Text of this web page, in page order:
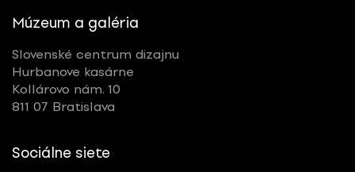
Múzeum a galéria
Slovenské centrum dizajnu
Hurbanove kasárne
Kollárovo nám. 10
811 07 Bratislava
Sociálne siete